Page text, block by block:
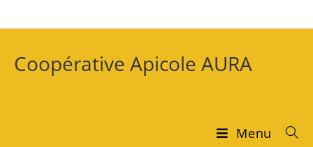
Coopérative Apicole AURA
Menu